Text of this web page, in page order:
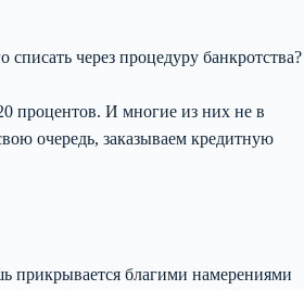
через процедуру банкротства?
процентов. И многие из них не в
очередь, заказываем кредитную
прикрывается благими намерениями